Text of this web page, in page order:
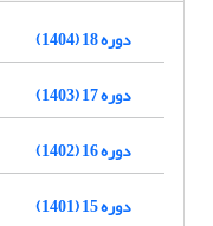
دوره 18 (1404)
دوره 17 (1403)
دوره 16 (1402)
دوره 15 (1401)